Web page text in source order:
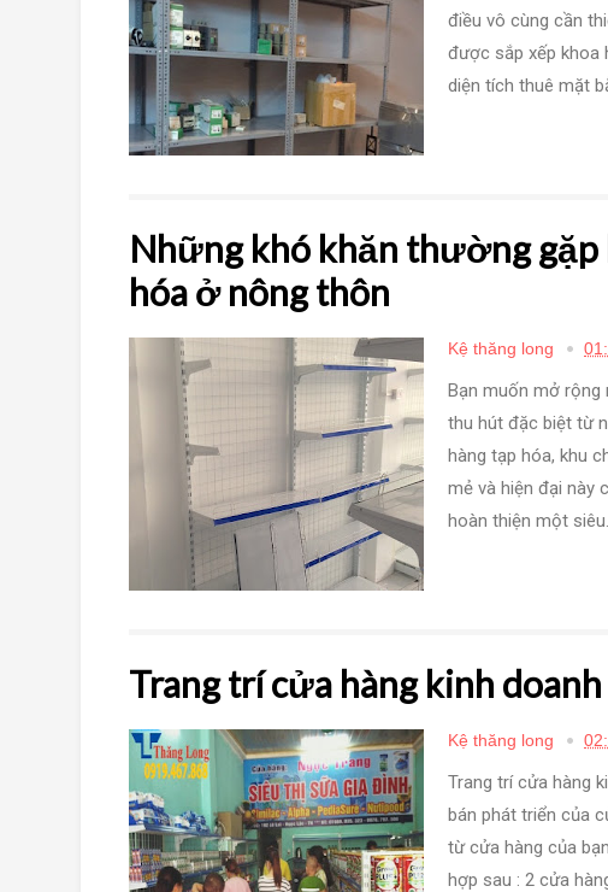
điều vô cùng cần
được sắp xếp khoa
diện tích thuê mặt
Những khó khăn thường gặp
hóa ở nông thôn
Kệ thăng long
Bạn muốn mở rộng
thu hút đặc biệt từ
hàng tạp hóa, khu
mẻ và hiện đại này
hoàn thiện một
Trang trí cửa hàng kinh
Kệ thăng long
Trang trí cửa hàng
bán phát triển của
từ cửa hàng của
hợp sau : 2 cửa